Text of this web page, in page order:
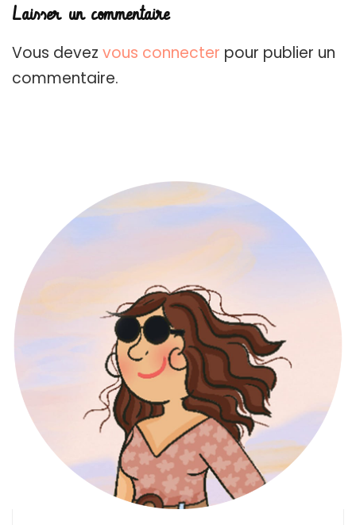
Laisser un commentaire
Vous devez vous connecter pour publier un
commentaire.